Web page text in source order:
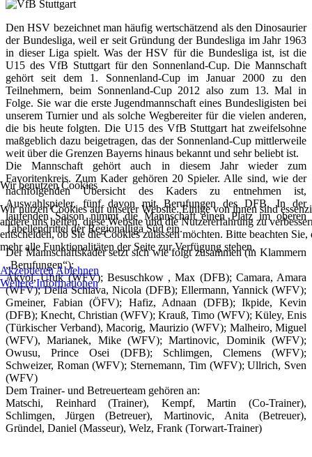
Den HSV bezeichnet man häufig wertschätzend als den Dinosaurier
der Bundesliga, weil er seit Gründung der Bundesliga im Jahr 1963
in dieser Liga spielt. Was der HSV für die Bundesliga ist, ist die
U15 des VfB Stuttgart für den Sonnenland-Cup. Die Mannschaft
gehört seit dem 1. Sonnenland-Cup im Januar 2000 zu den
Teilnehmern, beim Sonnenland-Cup 2012 also zum 13. Mal in
Folge. Sie war die erste Jugendmannschaft eines Bundesligisten bei
unserem Turnier und als solche Wegbereiter für die vielen anderen,
die bis heute folgten. Die U15 des VfB Stuttgart hat zweifelsohne
maßgeblich dazu beigetragen, das der Sonnenland-Cup mittlerweile
weit über die Grenzen Bayerns hinaus bekannt und sehr beliebt ist.
Die Mannschaft gehört auch in diesem Jahr wieder zum
Favoritenkreis. Zum Kader gehören 20 Spieler. Alle sind, wie der
nachfolgenden Übersicht des Kaders zu entnehmen ist,
Auswahlspieler, fünf davon mit Berufungen des DFB. In der
laufenden Saison nimmt die Mannschaft einen Platz im oberen
Tabellendrittel der Regionalliga Süd ein.
Der Mannschaftskader setzt sich wie folgt zusammen (in Klammern
„Berufungen“):
Akyol, Ufuk (WFV); Besuschkow , Max (DFB); Camara, Amara
(WFV); Della Schiava, Nicola (DFB); Ellermann, Yannick (WFV);
Gmeiner, Fabian (ÖFV); Hafiz, Adnaan (DFB); Ikpide, Kevin
(DFB); Knecht, Christian (WFV); Krauß, Timo (WFV); Küley, Enis
(Türkischer Verband), Macorig, Maurizio (WFV); Malheiro, Miguel
(WFV), Marianek, Mike (WFV); Martinovic, Dominik (WFV);
Owusu, Prince Osei (DFB); Schlimgen, Clemens (WFV);
Schweizer, Roman (WFV); Sternemann, Tim (WFV); Ullrich, Sven
(WFV)
Dem Trainer- und Betreuerteam gehören an:
Matschi, Reinhard (Trainer), Kempf, Martin (Co-Trainer),
Schlimgen, Jürgen (Betreuer), Martinovic, Anita (Betreuer),
Gründel, Daniel (Masseur), Welz, Frank (Torwart-Trainer)
Wir benutzen Cookies
Wir nutzen Cookies auf unserer Website. Einige von ihnen sind
andere uns helfen, diese Website und die Nutzererfahrung zu
entscheiden, ob Sie die Cookies zulassen möchten. Bitte beachten
mehr alle Funktionalitäten der Seite zur Verfügung stehen.
AkzeptierenAblehnen
Weitere Informationen